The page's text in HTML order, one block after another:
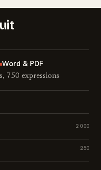
Word & PDF
750 expressions
2 000
250